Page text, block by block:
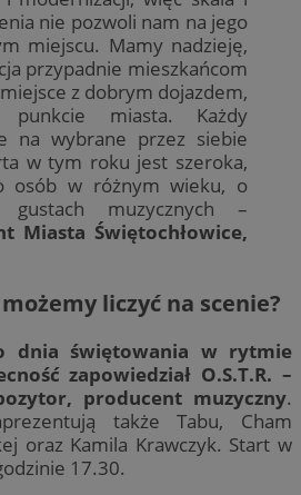
nie pozwoli nam na jego
miejscu. Mamy nadzieję,
przypadnie mieszkańcom
z dobrym dojazdem,
miasta. Każdy
na wybrane przez siebie
w tym roku jest szeroka,
osób w różnym wieku, o
gustach muzycznych –
Miasta Świętochłowice,
liczyć na scenie?
dnia świętowania w rytmie
zapowiedział O.S.T.R. –
producent muzyczny.
także Tabu, Cham
oraz Kamila Krawczyk. Start w
17.30.